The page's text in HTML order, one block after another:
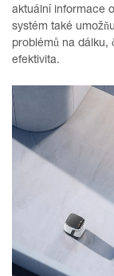
aktuální informace
systém také
problémů na dálku,
efektivita.